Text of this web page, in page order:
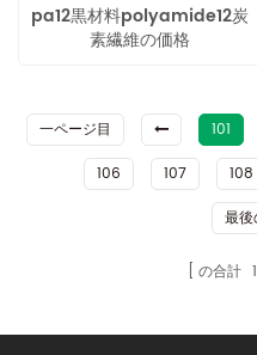
pa12黒材料polyamide12炭
素繊維の価格
一ページ目 101
106
107 108
最
の合計